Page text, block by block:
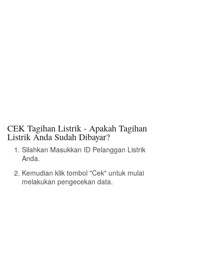
CEK Tagihan Listrik - Apakah Tagihan
Listrik Anda Sudah Dibayar?
Silahkan Masukkan ID Pelanggan Listrik
Anda.
Kemudian klik tombol "Cek" untuk mulai
melakukan pengecekan data.